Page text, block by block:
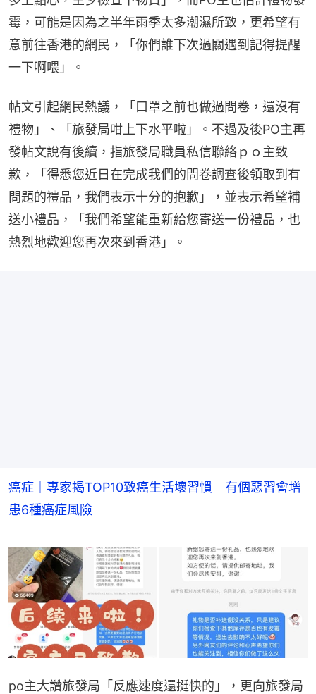
霉，可能是因為之半年雨季太多潮濕所致，更希望有
意前往香港的網民，「你們誰下次過關遇到記得提醒
一下啊喂」。
帖文引起網民熱議，「口罩之前也做過問卷，還沒有
禮物」、「旅發局咁上下水平啦」。不過及後PO主再
發帖文說有後續，指旅發局職員私信聯絡ｐｏ主致
歉，「得悉您近日在完成我們的問卷調查後領取到有
問題的禮品，我們表示十分的抱歉」，並表示希望補
送小禮品，「我們希望能重新給您寄送一份禮品，也
熱烈地歡迎您再次來到香港」。
癌症｜專家揭TOP10致癌生活壞習慣 有個惡習會增
患6種癌症風險
po主大讚旅發局「反應速度還挺快的」，更向旅發局